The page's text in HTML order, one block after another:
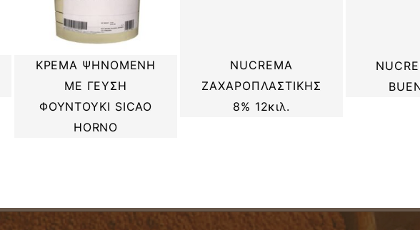
ΚΡΕΜΑ ΨΗΝΟΜΕΝΗ
ΜΕ ΓΕΥΣΗ
ΦΟΥΝΤΟΥΚΙ SICAO
HORNO
NUCREMA
ΖΑΧΑΡΟΠΛΑΣΤΙΚΗΣ
8% 12κιλ.